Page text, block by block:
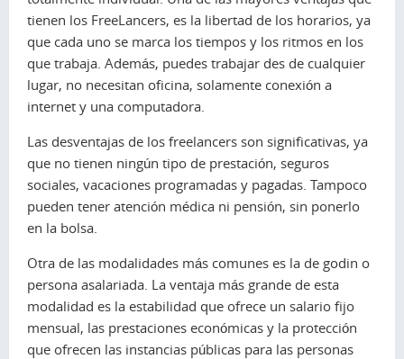
tienen los FreeLancers, es la libertad de los horarios, ya
que cada uno se marca los tiempos y los ritmos en los
que trabaja. Además, puedes trabajar des de cualquier
lugar, no necesitan oficina, solamente conexión a
internet y una computadora.
Las desventajas de los freelancers son significativas, ya
que no tienen ningún tipo de prestación, seguros
sociales, vacaciones programadas y pagadas. Tampoco
pueden tener atención médica ni pensión, sin ponerlo
en la bolsa.
Otra de las modalidades más comunes es la de godin o
persona asalariada. La ventaja más grande de esta
modalidad es la estabilidad que ofrece un salario fijo
mensual, las prestaciones económicas y la protección
que ofrecen las instancias públicas para las personas